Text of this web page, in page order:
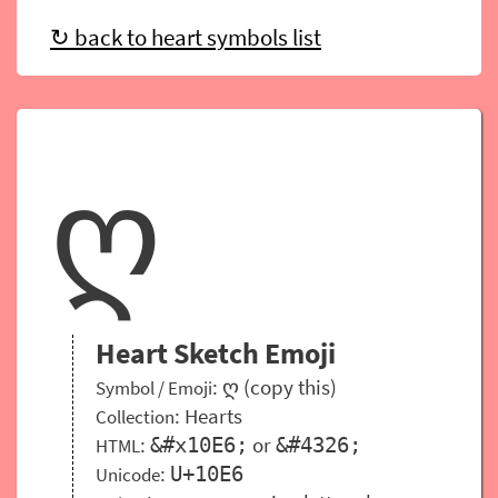
↻ back to heart symbols list
ღ
Heart Sketch Emoji
Symbol / Emoji: ღ (copy this)
Collection: Hearts
HTML: &#x10E6; or&#4326;
Unicode: U+10E6